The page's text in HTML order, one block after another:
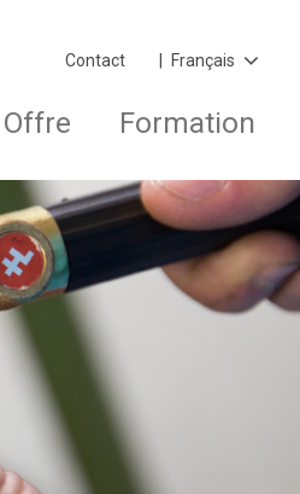
Contact
Offre Formation